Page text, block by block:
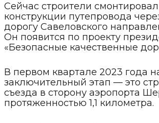
Сейчас строители
конструкции путепровода
дорогу Савеловского
Он появится по проекту
«Безопасные качественные
В первом квартале 2023 года
заключительный этап — это
съезда в сторону аэропорта
протяженностью 1,1 километра.